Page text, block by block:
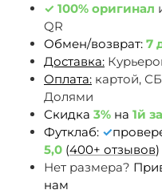
✓ 100% оригинал
QR
Обмен/возврат: 7
Доставка:
Оплата: картой,
Долями
Скидка 3% на 1й
Футклаб: ✓
5,0 (400+ отзывов)
Нет размера?
нам